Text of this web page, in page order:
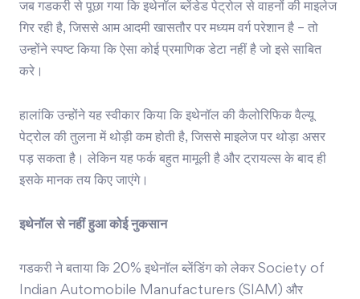
जब गडकरी से पूछा गया कि इथेनॉल ब्लेंडेड पेट्रोल से वाहनों की माइलेज
गिर रही है, जिससे आम आदमी खासतौर पर मध्यम वर्ग परेशान है – तो
उन्होंने स्पष्ट किया कि ऐसा कोई प्रमाणिक डेटा नहीं है जो इसे साबित
करे।
हालांकि उन्होंने यह स्वीकार किया कि इथेनॉल की कैलोरिफिक वैल्यू
पेट्रोल की तुलना में थोड़ी कम होती है, जिससे माइलेज पर थोड़ा असर
पड़ सकता है। लेकिन यह फर्क बहुत मामूली है और ट्रायल्स के बाद ही
इसके मानक तय किए जाएंगे।
इथेनॉल से नहीं हुआ कोई नुकसान
गडकरी ने बताया कि 20% इथेनॉल ब्लेंडिंग को लेकर Society of
Indian Automobile Manufacturers (SIAM) और